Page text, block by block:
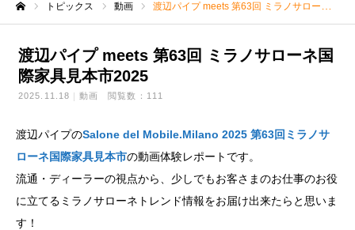
トピックス 動画 渡辺パイプ meets 第63回 ミラノサローネ国際家具見本市2025
渡辺パイプ meets 第63回 ミラノサローネ国
際家具見本市2025
2025.11.18 動画 閲覧数：111
渡辺パイプのSalone del Mobile.Milano 2025 第63回ミラノサ
ローネ国際家具見本市の動画体験レポートです。
流通・ディーラーの視点から、少しでもお客さまのお仕事のお役
に立てるミラノサローネトレンド情報をお届け出来たらと思いま
す！